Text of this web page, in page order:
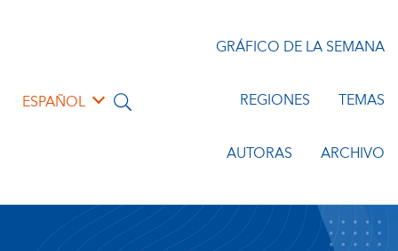
ESPAÑOL
GRÁFICO DE LA SEMANA
REGIONES TEMAS
AUTORAS ARCHIVO